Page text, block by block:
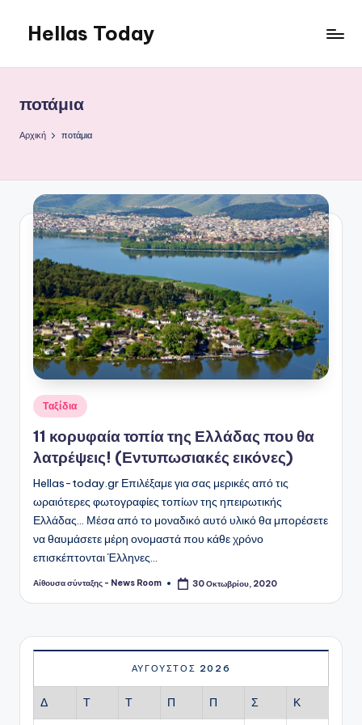
Μετάβαση
περιεχόμενο
Hellas Today
ποτάμια
Αρχική ποτάμια
Αναρτήθηκε
σε
Ταξίδια
11 κορυφαία τοπία της Ελλάδας που θα
λατρέψεις! (Εντυπωσιακές εικόνες)
Hellas-today.gr Επιλέξαμε για σας μερικές από τις
ωραιότερες φωτογραφίες τοπίων της ηπειρωτικής
Ελλάδας... Μέσα από το μοναδικό αυτό υλικό θα μπορέσετε
να θαυμάσετε μέρη ονομαστά που κάθε χρόνο
επισκέπτονται Έλληνες…
Συγγραφέας:
Αίθουσα σύνταξης - News Room 30 Οκτωβρίου, 2020
ΑΎΓΟΥΣΤΟΣ 2026
Δ Τ Τ Π Π Σ Κ